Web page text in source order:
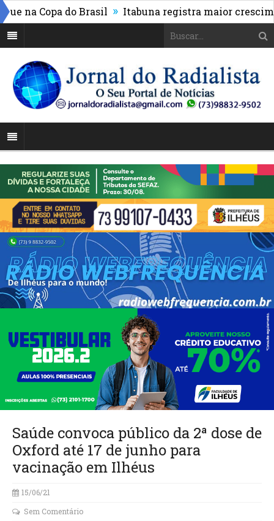
Copa do Brasil » Itabuna registra maior crescimento
Saúde convoca público da 2ª dose de
Oxford até 17 de junho para
vacinação em Ilhéus
15/06/21
Sem Comentário